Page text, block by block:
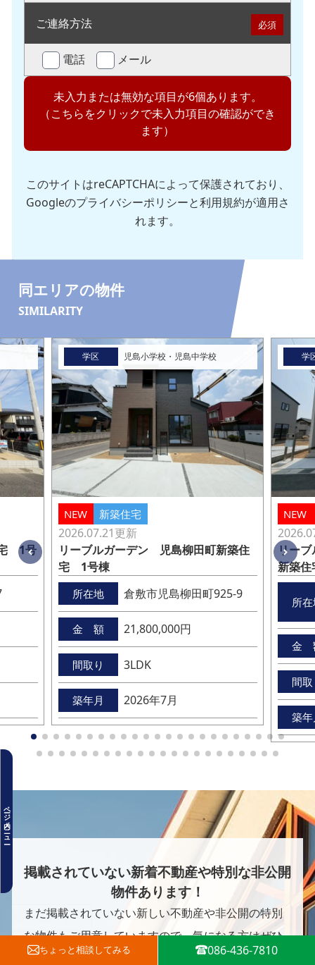
ページ内メニュー
地図・周辺環境
物件情報
特徴
この物件についてお問い合わせ
同エリアの物件
ご連絡方法 必須
電話 メール
未入力または無効な項目が6個あります。
（こちらをクリックで未入力項目の確認ができ
ます）
このサイトはreCAPTCHAによって保護されており、
Googleのプライバシーポリシーと利用規約が適用さ
れます。
同エリアの物件
SIMILARITY
1号
学区 児島小学校・児島中学校
NEW 新築住宅
2026.07.21更新
リーブルガーデン 児島柳田町新築住
宅 1号棟
所在地 倉敷市児島柳田町925-9
金 額 21,800,000円
間取り 3LDK
築年月 2026年7月
学
NEW
リー
新築
所
金
間
築
掲載されていない新着不動産や特別な非公開
物件あります！
まだ掲載されていない新しい不動産や非公開の特別
な物件もご用意していますので、気になる方はぜひ
お問い合わせください。
ちょっと相談してみる 086-436-7810